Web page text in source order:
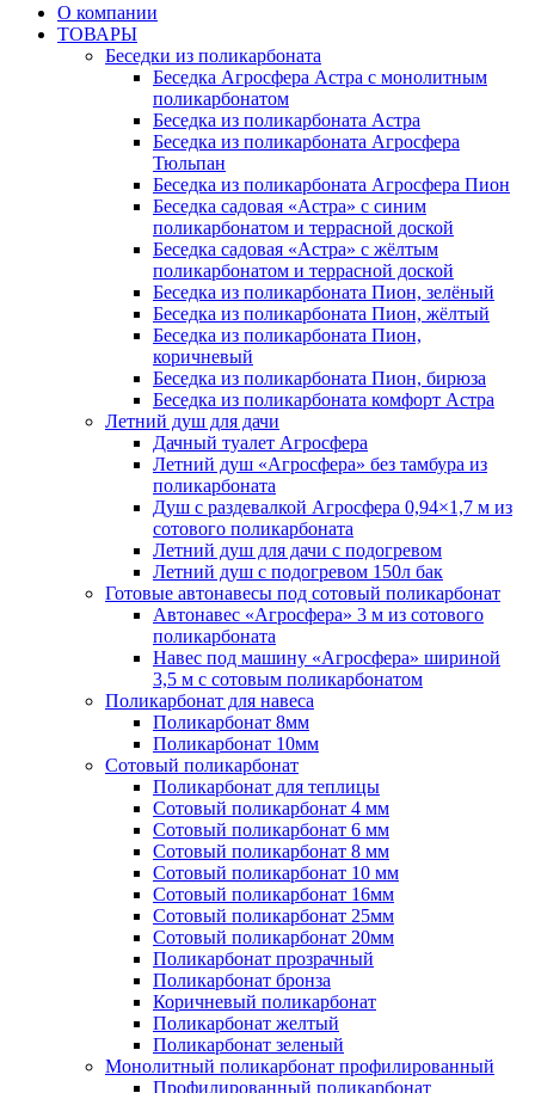
О компании
ТОВАРЫ
Беседки из поликарбоната
Беседка Агросфера Астра с монолитным
поликарбонатом
Беседка из поликарбоната Астра
Беседка из поликарбоната Агросфера
Тюльпан
Беседка из поликарбоната Агросфера Пион
Беседка садовая «Астра» с синим
поликарбонатом и террасной доской
Беседка садовая «Астра» с жёлтым
поликарбонатом и террасной доской
Беседка из поликарбоната Пион, зелёный
Беседка из поликарбоната Пион, жёлтый
Беседка из поликарбоната Пион,
коричневый
Беседка из поликарбоната Пион, бирюза
Беседка из поликарбоната комфорт Астра
Летний душ для дачи
Дачный туалет Агросфера
Летний душ «Агросфера» без тамбура из
поликарбоната
Душ с раздевалкой Агросфера 0,94×1,7 м из
сотового поликарбоната
Летний душ для дачи с подогревом
Летний душ с подогревом 150л бак
Готовые автонавесы под сотовый поликарбонат
Автонавес «Агросфера» 3 м из сотового
поликарбоната
Навес под машину «Агросфера» шириной
3,5 м с сотовым поликарбонатом
Поликарбонат для навеса
Поликарбонат 8мм
Поликарбонат 10мм
Сотовый поликарбонат
Поликарбонат для теплицы
Сотовый поликарбонат 4 мм
Сотовый поликарбонат 6 мм
Сотовый поликарбонат 8 мм
Сотовый поликарбонат 10 мм
Сотовый поликарбонат 16мм
Сотовый поликарбонат 25мм
Сотовый поликарбонат 20мм
Поликарбонат прозрачный
Поликарбонат бронза
Коричневый поликарбонат
Поликарбонат желтый
Поликарбонат зеленый
Монолитный поликарбонат профилированный
Профилированный поликарбонат